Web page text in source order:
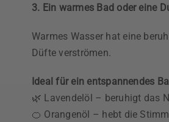
3. Ein warmes Bad oder eine
Warmes Wasser hat eine
Düfte verströmen.
Ideal für ein entspannendes
🌿 Lavendelöl – beruhigt das
🍊 Orangenöl – hebt die